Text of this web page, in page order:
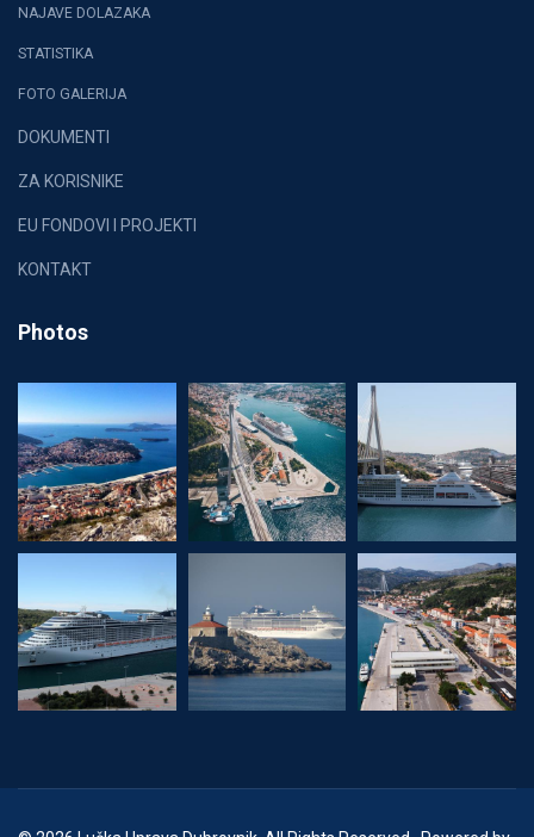
NAJAVE DOLAZAKA
STATISTIKA
FOTO GALERIJA
DOKUMENTI
ZA KORISNIKE
EU FONDOVI I PROJEKTI
KONTAKT
Photos